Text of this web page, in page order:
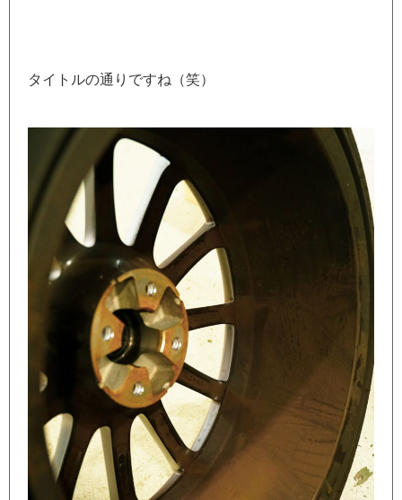
タイトルの通りですね（笑）